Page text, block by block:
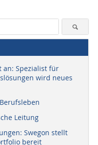
an: Spezialist für
wird neues
Leitung
Swegon stellt
bereit